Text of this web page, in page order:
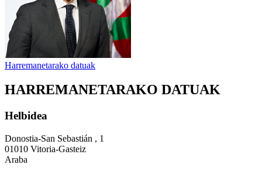
Harremanetarako datuak
HARREMANETARAKO DATUAK
Helbidea
Donostia-San Sebastián , 1
01010 Vitoria-Gasteiz
Araba